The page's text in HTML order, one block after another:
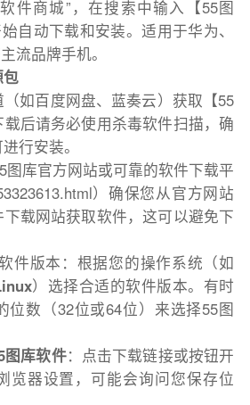
件商城”，在搜索中输入【55图
自动下载和安装。适用于华为、
流品牌手机。
如百度网盘、蓝奏云）获取【55
后请务必使用杀毒软件扫描，确
行安装。
库官方网站或可靠的软件下载平
）确保您从官方网站
载网站获取软件，这可以避免下
件版本：根据您的操作系统（如
）选择合适的软件版本。有时
位数（32位或64位）来选择55图
图库软件：点击下载链接或按钮开
览器设置，可能会询问您保存位